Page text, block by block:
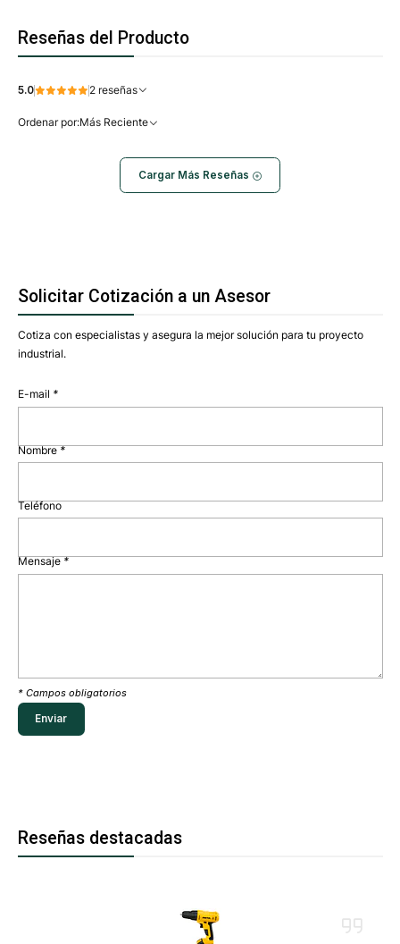
Reseñas del Producto
5.0 2 reseñas
Ordenar por:Más Reciente
Cargar Más Reseñas
Solicitar Cotización a un Asesor
Cotiza con especialistas y asegura la mejor solución para tu proyecto
industrial.
E-mail *
Nombre*
Teléfono
Mensaje *
* Campos obligatorios
Reseñas destacadas